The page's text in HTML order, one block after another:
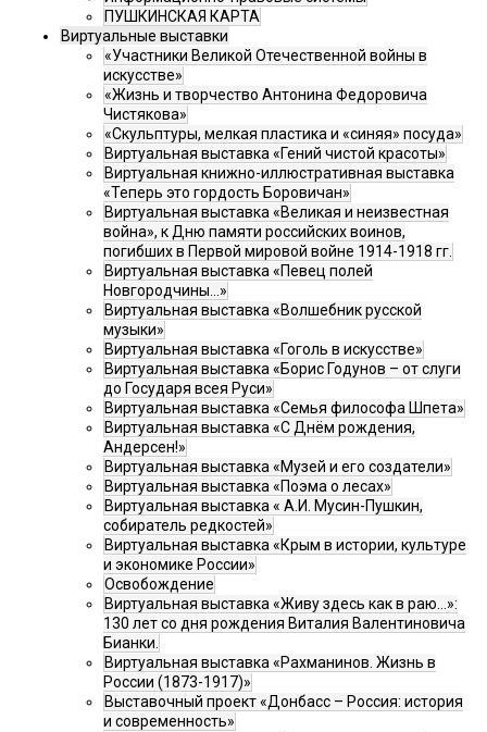
ПУШКИНСКАЯ КАРТА
Виртуальные выставки
«Участники Великой Отечественной войны в
искусстве»
«Жизнь и творчество Антонина Федоровича
Чистякова»
«Скульптуры, мелкая пластика и «синяя» посуда»
Виртуальная выставка «Гений чистой красоты»
Виртуальная книжно-иллюстративная выставка
«Теперь это гордость Боровичан»
Виртуальная выставка «Великая и неизвестная
война», к Дню памяти российских воинов,
погибших в Первой мировой войне 1914-1918 гг.
Виртуальная выставка «Певец полей
Новгородчины…»
Виртуальная выставка «Волшебник русской
музыки»
Виртуальная выставка «Гоголь в искусстве»
Виртуальная выставка «Борис Годунов – от слуги
до Государя всея Руси»
Виртуальная выставка «Семья философа Шпета»
Виртуальная выставка «С Днём рождения,
Андерсен!»
Виртуальная выставка «Музей и его создатели»
Виртуальная выставка «Поэма о лесах»
Виртуальная выставка « А.И. Мусин-Пушкин,
собиратель редкостей»
Виртуальная выставка «Крым в истории, культуре
и экономике России»
Освобождение
Виртуальная выставка «Живу здесь как в раю…»:
130 лет со дня рождения Виталия Валентиновича
Бианки.
Виртуальная выставка «Рахманинов. Жизнь в
России (1873-1917)»
Выставочный проект «Донбасс – Россия: история
и современность»